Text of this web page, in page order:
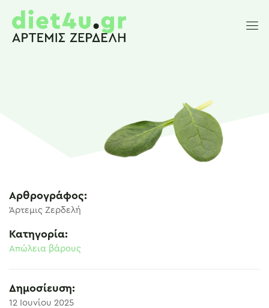
Αρθρογράφος:
Άρτεμις Ζερδελή
Κατηγορία:
Απώλεια βάρους
Δημοσίευση:
12 Ιουνίου 2025